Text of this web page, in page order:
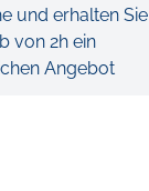
und erhalten Sie
von 2h ein
Angebot